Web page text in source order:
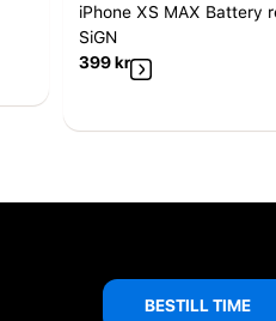
iPhone XS MAX Battery
SiGN
399kr
BESTILL TIME